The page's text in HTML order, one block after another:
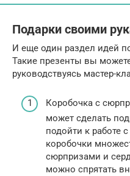
Подарки своими
И еще один раздел идей
Такие презенты вы
руководствуясь мастер-
Коробочка с
может сделать
подойти к работе
коробочки
сюрпризами и
можно спрятать